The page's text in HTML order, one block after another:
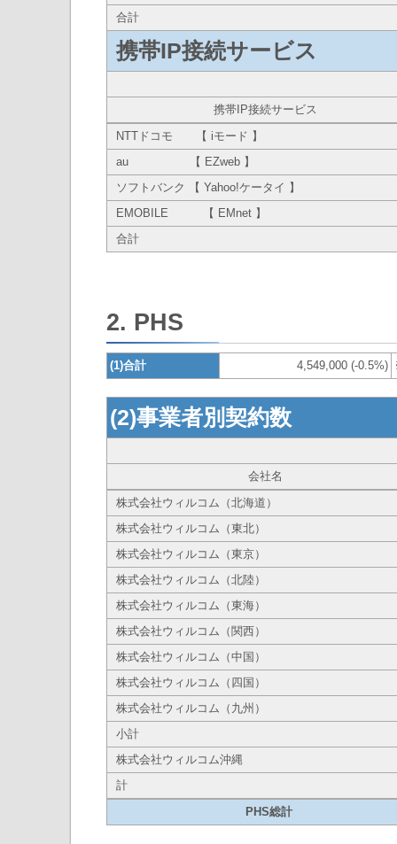
合計
携帯IP接続サービス
携帯IP接続サービス
NTTドコモ 【 iモード 】
au 【 EZweb 】
ソフトバンク 【 Yahoo!ケータイ 】
EMOBILE 【 EMnet 】
合計
2. PHS
(1)合計 4,549,000 (-0.5%)
(2)事業者別契約数
会社名
株式会社ウィルコム（北海道）
株式会社ウィルコム（東北）
株式会社ウィルコム（東京）
株式会社ウィルコム（北陸）
株式会社ウィルコム（東海）
株式会社ウィルコム（関西）
株式会社ウィルコム（中国）
株式会社ウィルコム（四国）
株式会社ウィルコム（九州）
小計
株式会社ウィルコム沖縄
計
PHS総計